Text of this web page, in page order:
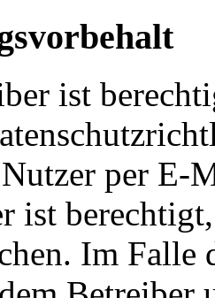
ist
per E-
ist
Im Falle